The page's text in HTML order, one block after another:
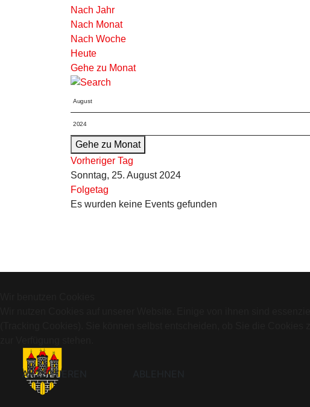
Nach Jahr
Nach Monat
Nach Woche
Heute
Gehe zu Monat
Gehe zu Monat
Vorheriger Tag
Sonntag, 25. August 2024
Folgetag
Es wurden keine Events gefunden
AKZEPTIEREN